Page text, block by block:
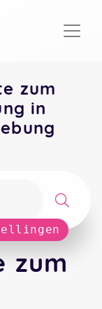
zum
in
zum